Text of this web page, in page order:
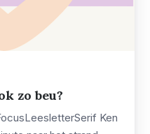
zo beu?
Ken